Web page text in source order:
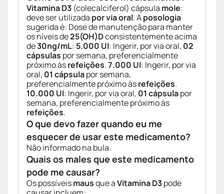
Vitamina D3 (colecalciferol) cápsula mole:
deve ser utilizada por via oral. Aposologia
sugerida é: Dose de manutenção para manter
os níveis de25(OH)Dconsistentemente acima
de30ng/mL: 5.000 UI: Ingerir, por via oral, 02
cápsulas por semana, preferencialmente
próximo àsrefeições.7.000 UI: Ingerir, por via
oral, 01 cápsulapor semana,
preferencialmente próximo àsrefeições.
10.000 UI: Ingerir, por via oral, 01 cápsulapor
semana, preferencialmente próximo às
refeições.
O que devo fazer quando eu me
esquecer de usar este medicamento?
Não informado na bula.
Quais os males que este medicamento
pode me causar?
Os possíveismausque aVitamina D3pode